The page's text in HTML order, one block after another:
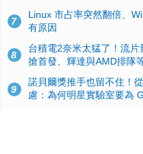
7
Linux 市占率突然翻倍、
有原因
8
台積電2奈米太猛了！流
搶首發、輝達與AMD排隊
9
諾貝爾獎推手也留不住！
慮：為何明星實驗室要為